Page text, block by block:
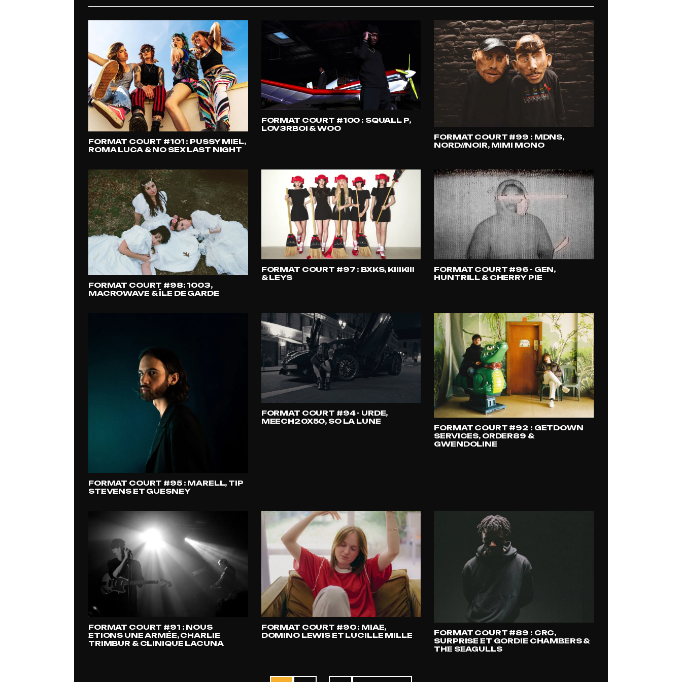
FORMAT COURT #101 : PUSSY MIEL,
ROMA LUCA & NO SEX LAST NIGHT
FORMAT COURT #100 : SQUALL P,
LOV3RBOI & WOO
FORMAT COURT #99 : MDNS,
NORD//NOIR, MIMI MONO
FORMAT COURT #98: 1003,
MACROWAVE & ÎLE DE GARDE
FORMAT COURT #97 : BXKS, KIIIKIII
& LEYS
FORMAT COURT #96 - GEN,
HUNTRILL & CHERRY PIE
FORMAT COURT #95 : MARELL, TIP
STEVENS ET GUESNEY
FORMAT COURT #94 - URDE,
MEECH20X50, SO LA LUNE
FORMAT COURT #92 : GETDOWN
SERVICES, ORDER89 &
GWENDOLINE
FORMAT COURT #91 : NOUS
ETIONS UNE ARMÉE, CHARLIE
TRIMBUR & CLINIQUE LACUNA
FORMAT COURT #90 : MIAE,
DOMINO LEWIS ET LUCILLE MILLE
FORMAT COURT #89 : CRC,
SURPRISE ET GORDIE CHAMBERS &
THE SEAGULLS